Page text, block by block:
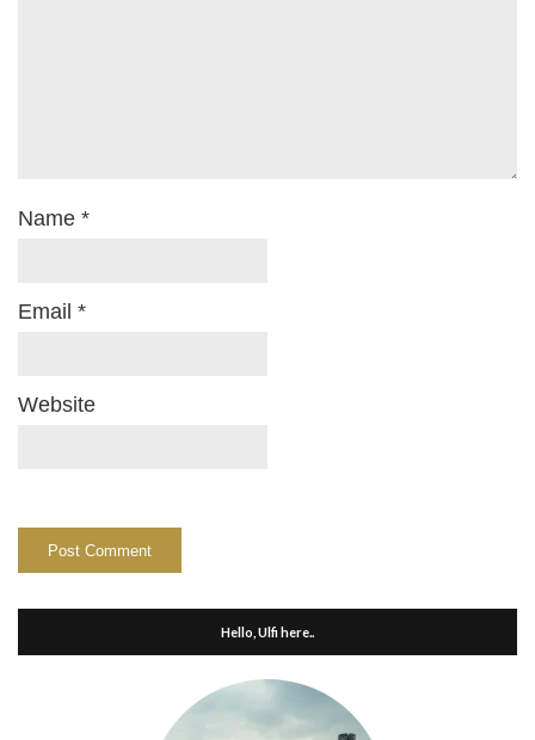
Name *
Email *
Website
Hello, Ulfi here..